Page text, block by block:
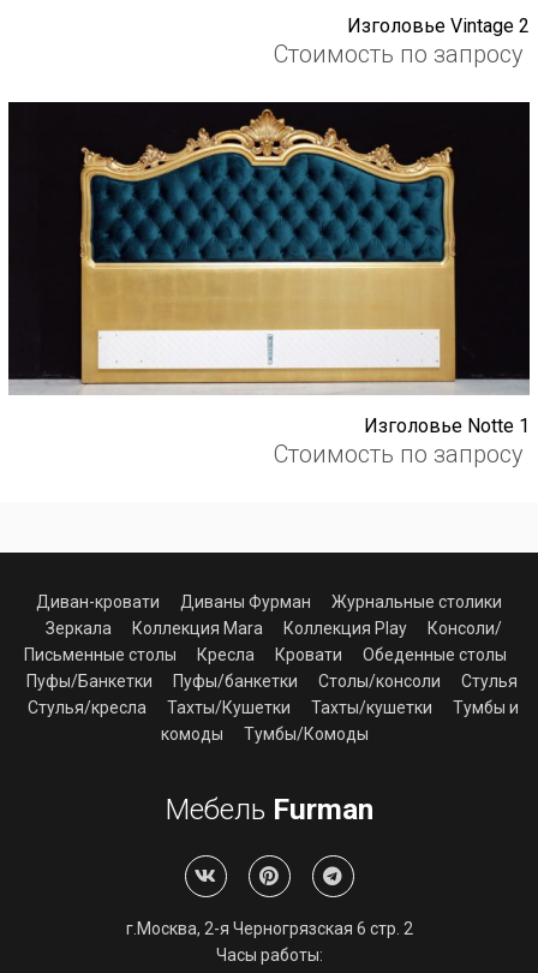
Изголовье Vintage 2
Стоимость по запросу
Изголовье Notte 1
Стоимость по запросу
Диван-кровати Диваны Фурман
Журнальные столики
Зеркала
Коллекция Mara Коллекция Play
Консоли/
Письменные столы
Кресла Кровати
Обеденные столы
Пуфы/Банкетки
Пуфы/банкетки Столы/консоли
Стулья
Стулья/кресла
Тахты/Кушетки Тахты/кушетки
Тумбы и
комоды
Тумбы/Комоды
Мебель Furman
г.Москва, 2-я Черногрязская 6 стр. 2
Часы работы: